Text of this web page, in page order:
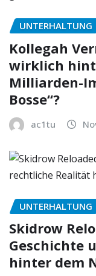
UNTERHALTUNG
Kollegah
wirklich
Milliarden-
Bosse“?
ac1tu
UNTERHALTUNG
Skidrow
Geschichte
hinter dem